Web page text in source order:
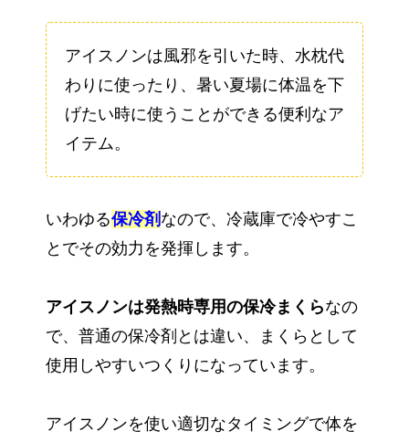
アイスノンは風邪を引いた時、水枕代
わりに使ったり、暑い夏場に体温を下
げたい時に使うことができる便利なア
イテム。
いわゆる保冷剤 なので、冷蔵庫で冷やすこ
とでその効力を発揮します。
アイスノンは発熱時専用の保冷まくらなの
で、普通の保冷剤とは違い、まくらとして
使用しやすいつくりになっています。
アイスノンを使い適切なタイミングで体を